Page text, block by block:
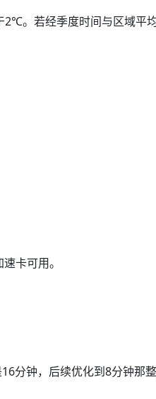
。若经季度时间与区域平
卡可用。
分钟，后续优化到8分钟那